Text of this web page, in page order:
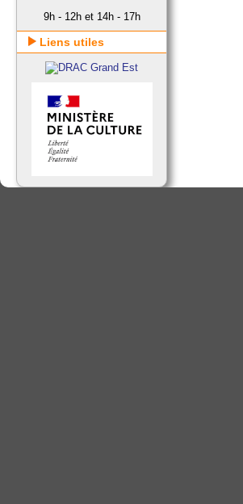
9h - 12h et 14h - 17h
Liens utiles